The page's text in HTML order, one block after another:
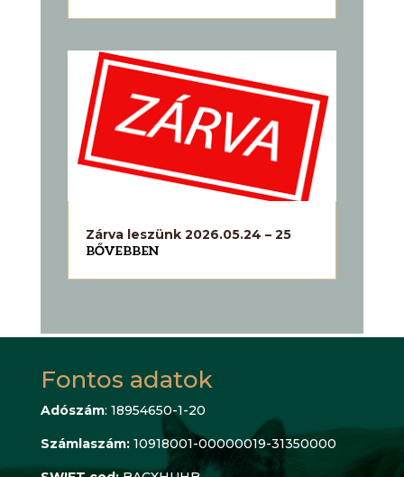
Zárva leszünk 2026.05.24 – 25
BŐVEBBEN
Fontos adatok
Adószám: 18954650-1-20
Számlaszám: 10918001-00000019-31350000